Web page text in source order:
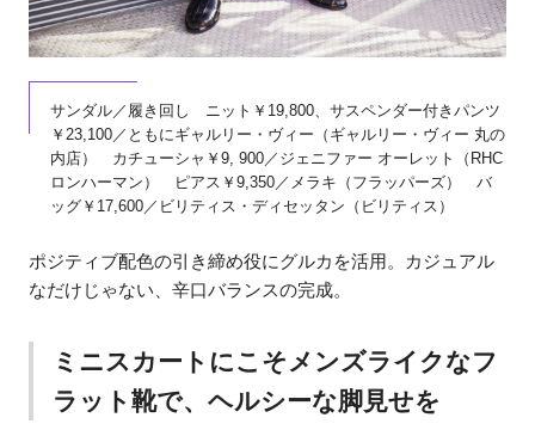
サンダル／履き回し ニット￥19,800、サスペンダー付きパンツ
￥23,100／ともにギャルリー・ヴィー（ギャルリー・ヴィー 丸の
内店） カチューシャ￥9, 900／ジェニファー オーレット（RHC
ロンハーマン） ピアス￥9,350／メラキ（フラッパーズ） バ
ッグ￥17,600／ビリティス・ディセッタン（ビリティス）
ポジティブ配色の引き締め役にグルカを活用。カジュアル
なだけじゃない、辛口バランスの完成。
ミニスカートにこそメンズライクなフ
ラット靴で、ヘルシーな脚見せを